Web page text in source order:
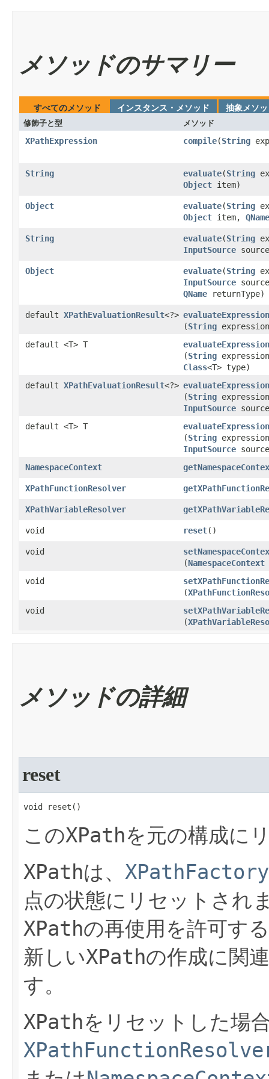
メソッドのサマリー
すべてのメソッド インスタンス・メソッド
抽象メソ
修飾子と型
メソッド
XPathExpression compile​(String
String evaluate​(String
Object item)
Object evaluate​(String
Object item, QName
String evaluate​(String
InputSource
Object evaluate​(String
InputSource
QName returnType)
default XPathEvaluationResult<?> evaluateExpression
(String
default <T> T
evaluateExpression
(String
Class<T> type)
default XPathEvaluationResult<?> evaluateExpression
(String
InputSource
default <T> T
evaluateExpression
(String
InputSource
NamespaceContext
XPathFunctionResolver
XPathVariableResolver
void reset​()
void
(NamespaceContext
void
(
void
(
メソッドの詳細
reset
void reset​()
このXPathを元の構成に
XPathは、
点の状態にリセットされ
XPathの再使用を許可す
新しいXPathの作成に関
す。
XPathをリセットした場